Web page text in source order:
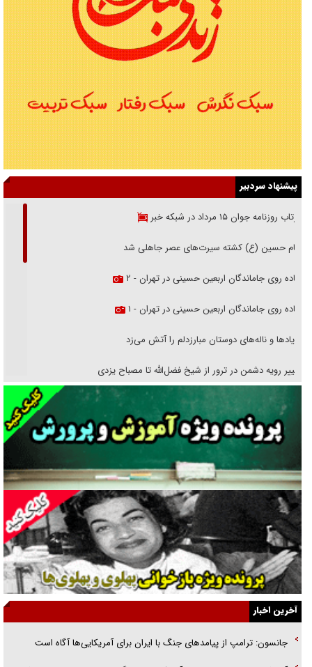
پیشنهاد سردبیر
بازتاب روزنامه جوان ۱۵ مرداد در شبکه خبر
امام حسین (ع) کشته سیرت‌های عصر جاهلی شد
پیاده روی جاماندگان اربعین حسینی در تهران - ۲
پیاده روی جاماندگان اربعین حسینی در تهران - ۱
فریاد‌ها و ناله‌های دوستان مبارزدلم را آتش می‌زد
تغییر رویه دشمن در ترور از شیخ فضل‌الله تا مصباح یزدی
خرید قسطی اولش خنده و آخرش گریه است!
فوتبال و آن «بالا»!
راهبرد غافلگیری با نسل جدید پهپاد‌ها
جنجال پزشکان تقلبی در صنعت زیبایی
یهودی‌ها در ادبیات داستانی اروپا؛ از شکسپیر تا دیکنز
گفت‌وگو با خواهر یکی از شهدای جنگ رمضان/ خواهرم فرمانده جهادی و
اهل خدمت بی‌منت بود
جزئیات شکنجه‌هایم فراتر از آن است که در بیان بگنجد!
گزارش «جوان» از قوانین سخت‌گیرانه ۶ قاره در برابر یورش به پاسگاه‌های
آخرین اخبار
جانسون: ترامپ از پیامد‌های جنگ با ایران برای آمریکایی‌ها آگاه است